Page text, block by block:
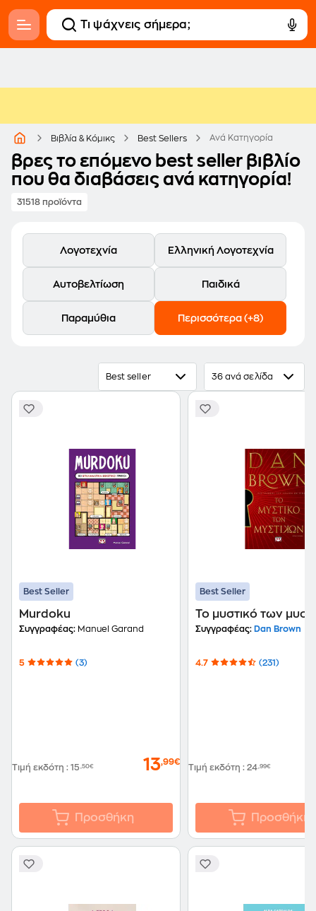
Βιβλία & Κόμικς Best Sellers Ανά Κατηγορία
βρες το επόμενο best seller βιβλίο
που θα διαβάσεις ανά κατηγορία!
31518 προϊόντα
Λογοτεχνία Ελληνική Λογοτεχνία
Αυτοβελτίωση Παιδικά
Παραμύθια Περισσότερα (+8)
Best seller 36 ανά σελίδα
Best Seller
Murdoku
Συγγραφέας: Manuel Garand
5 (3)
Τιμή εκδότη : 15,50€ 13,99€
Προσθήκη
Best Seller
Το μυστικό των
Συγγραφέας: Dan Brown
4.7 (231)
Τιμή εκδότη : 24,99€
Προσθήκη